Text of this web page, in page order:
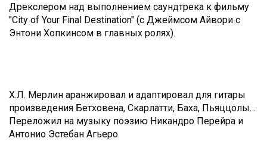
Дрекслером над выполнением саундтрека к фильму
"City of Your Final Destination" (с Джеймсом Айвори с
Энтони Хопкинсом в главных ролях).
Х.Л. Мерлин аранжировал и адаптировал для гитары
произведения Бетховена, Скарлатти, Баха, Пьяццолы…
Переложил на музыку поэзию Никандро Перейра и
Антонио Эстебан Агьеро.